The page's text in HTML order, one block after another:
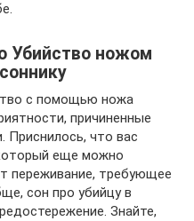
Убийство ножом
с помощью ножа
причиненные
Приснилось, что вас
еще можно
переживание, требующее
сон про убийцу в
Знайте,